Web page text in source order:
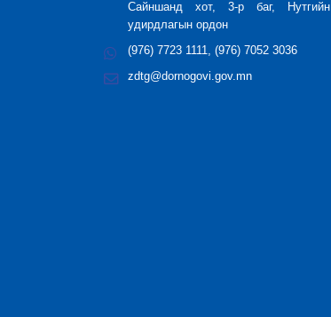
Сайншанд хот, 3-р баг, Нутгийн
удирдлагын ордон
(976) 7723 1111, (976) 7052 3036
zdtg@dornogovi.gov.mn